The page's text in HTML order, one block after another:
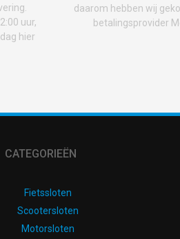
uur,
hier
daarom hebben wij
betalingsprovider
CATEGORIEËN
Fietssloten
Scootersloten
Motorsloten